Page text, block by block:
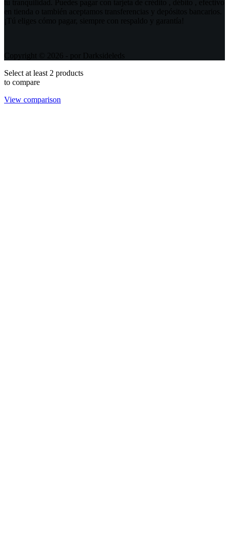
tu tranquilidad. Puedes pagar con tarjeta de crédito , débito , efectivo
en tienda o también aceptamos transferencias y depósitos bancarios.
¡Tú eliges cómo pagar, siempre con respaldo y garantía!
Copyright © 2026 - por Darksideleds
Select at least 2 products
to compare
View comparison